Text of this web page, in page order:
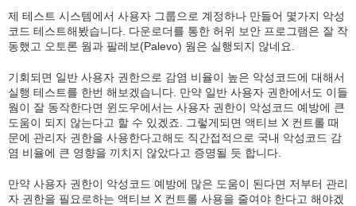
제 테스트 시스템에서 사용자 그룹으로 계정하나 만들어 몇가지 악성
코드 테스트해봤습니다. 다운로더를 통한 허위 보안 프로그램은 잘 작
동했고 오토론 웜과 팔레보(Palevo) 웜은 실행되지 않네요.
기회되면 일반 사용자 권한으로 감염 비율이 높은 악성코드에 대해서
실행 테스트를 한번 해보겠습니다. 만약 일반 사용자 권한에서도 이들
웜이 잘 동작한다면 윈도우에서는 사용자 권한이 악성코드 예방에 큰
도움이 되지 않는다고 할 수 있겠죠. 그렇게되면 액티브 X 컨트롤 때
문에 관리자 권한을 사용한다고해도 직간접적으로 국내 악성코드 감
염 비율에 큰 영향을 끼치지 않았다고 증명될 듯 합니다.
만약 사용자 권한이 악성코드 예방에 많은 도움이 된다면 저부터 관리
자 권한을 필요로하는 액티브 X 컨트롤 사용을 줄여야 한다고 해야겠